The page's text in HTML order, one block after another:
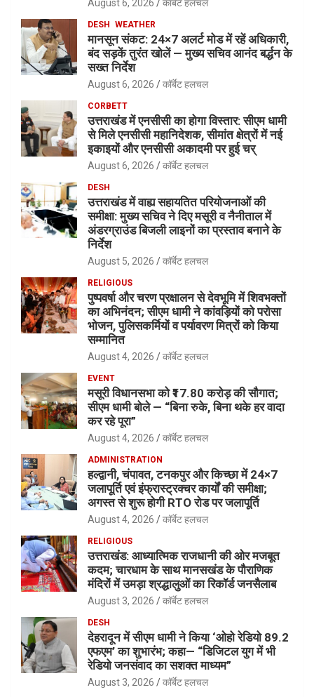
August 6, 2026 कॉर्बेट हलचल
DESH WEATHER
मानसून संकट: 24×7 अलर्ट मोड में रहें अधिकारी,
बंद सड़कें तुरंत खोलें — मुख्य सचिव आनंद बर्द्धन के
सख्त निर्देश
August 6, 2026 कॉर्बेट हलचल
CORBETT
उत्तराखंड में एनसीसी का होगा विस्तार: सीएम धामी
से मिले एनसीसी महानिदेशक, सीमांत क्षेत्रों में नई
इकाइयों और एनसीसी अकादमी पर हुई चर्
August 6, 2026 कॉर्बेट हलचल
DESH
उत्तराखंड में वाह्य सहायतित परियोजनाओं की
समीक्षा: मुख्य सचिव ने दिए मसूरी व नैनीताल में
अंडरग्राउंड बिजली लाइनों का प्रस्ताव बनाने के
निर्देश
August 5, 2026 कॉर्बेट हलचल
RELIGIOUS
पुष्पवर्षा और चरण प्रक्षालन से देवभूमि में शिवभक्तों
का अभिनंदन; सीएम धामी ने कांवड़ियों को परोसा
भोजन, पुलिसकर्मियों व पर्यावरण मित्रों को किया
सम्मानित
August 4, 2026 कॉर्बेट हलचल
EVENT
मसूरी विधानसभा को ₹17.80 करोड़ की सौगात;
सीएम धामी बोले — “बिना रुके, बिना थके हर वादा
कर रहे पूरा”
August 4, 2026 कॉर्बेट हलचल
ADMINISTRATION
हल्द्वानी, चंपावत, टनकपुर और किच्छा में 24×7
जलापूर्ति एवं इंफ्रास्ट्रक्चर कार्यों की समीक्षा;
अगस्त से शुरू होगी RTO रोड पर जलापूर्ति
August 4, 2026 कॉर्बेट हलचल
RELIGIOUS
उत्तराखंड: आध्यात्मिक राजधानी की ओर मजबूत
कदम; चारधाम के साथ मानसखंड के पौराणिक
मंदिरों में उमड़ा श्रद्धालुओं का रिकॉर्ड जनसैलाब
August 3, 2026 कॉर्बेट हलचल
DESH
देहरादून में सीएम धामी ने किया ‘ओहो रेडियो 89.2
एफएम’ का शुभारंभ; कहा— “डिजिटल युग में भी
रेडियो जनसंवाद का सशक्त माध्यम”
August 3, 2026 कॉर्बेट हलचल